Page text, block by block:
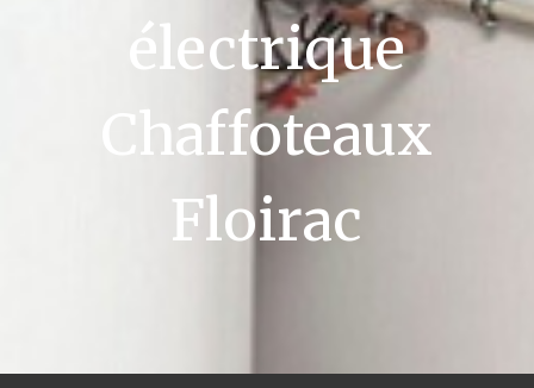
électrique
Chaffoteaux
Floirac